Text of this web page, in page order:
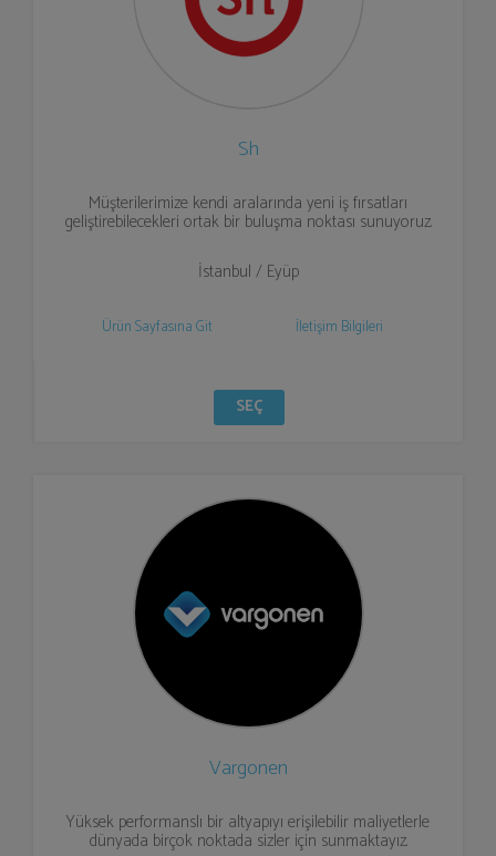
Sh
Müşterilerimize kendi aralarında yeni iş fırsatları
geliştirebilecekleri ortak bir buluşma noktası sunuyoruz.
İstanbul / Eyüp
Ürün Sayfasına Git İletişim Bilgileri
SEÇ
Vargonen
Yüksek performanslı bir altyapıyı erişilebilir maliyetlerle
dünyada birçok noktada sizler için sunmaktayız.